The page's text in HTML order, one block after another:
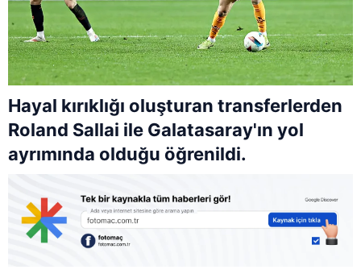
Hayal kırıklığı oluşturan transferlerden
Roland Sallai ile Galatasaray'ın yol
ayrımında olduğu öğrenildi.